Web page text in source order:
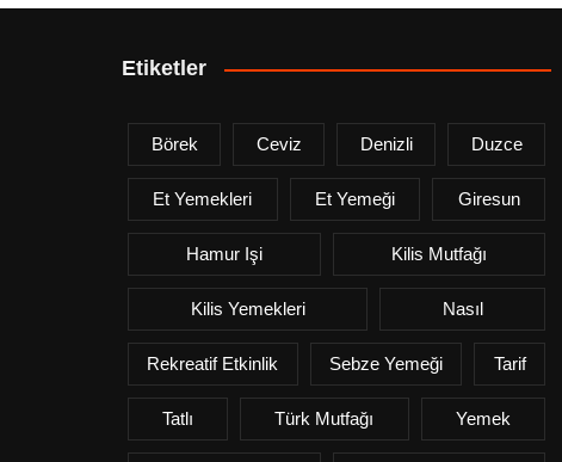
Etiketler
Börek Ceviz Denizli Duzce
Et Yemekleri Et Yemeği Giresun
Hamur Işi Kilis Mutfağı
Kilis Yemekleri Nasıl
Rekreatif Etkinlik Sebze Yemeği Tarif
Tatlı Türk Mutfağı Yemek